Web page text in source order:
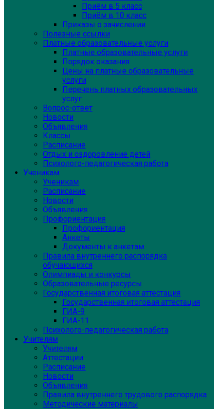
Приём в 5 класс
Приём в 10 класс
Приказы о зачислении
Полезные ссылки
Платные образовательные услуги
Платные образовательные услуги
Порядок оказания
Цены на платные образовательные
услуги
Перечень платных образовательных
услуг
Вопрос-ответ
Новости
Объявления
Классы
Расписание
Отдых и оздоровление детей
Психолого-педагогическая работа
Ученикам
Ученикам
Расписание
Новости
Объявления
Профориентация
Профориентация
Анкеты
Документы к анкетам
Правила внутреннего распорядка
обучающихся
Олимпиады и конкурсы
Образовательные ресурсы
Государственная итоговая аттестация
Государственная итоговая аттестация
ГИА-9
ГИА-11
Психолого-педагогическая работа
Учителям
Учителям
Аттестации
Расписание
Новости
Объявления
Правила внутреннего трудового распорядка
Методические материалы